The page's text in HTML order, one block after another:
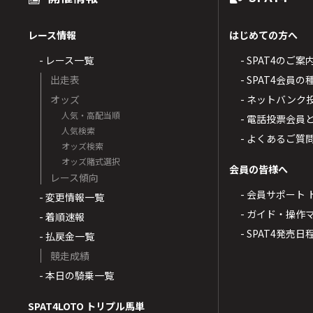
レース情報
- レース一覧
出走表
オッズ
人気・高配当順
人気検索
オッズ検索
オッズ賭式選択
レース傾向
- 変更情報一覧
- 着順速報
- 払戻金一覧
競走成績
- 本日の騎乗一覧
SPAT4LOTO トリプル馬単
はじめての方へ
- SPAT4のご案
- SPAT4会員の
- ネットバンク
- 電話投票会員
- よくあるご質
会員の皆様へ
- 会員サポート
- ガイド・操作
- SPAT4発売日